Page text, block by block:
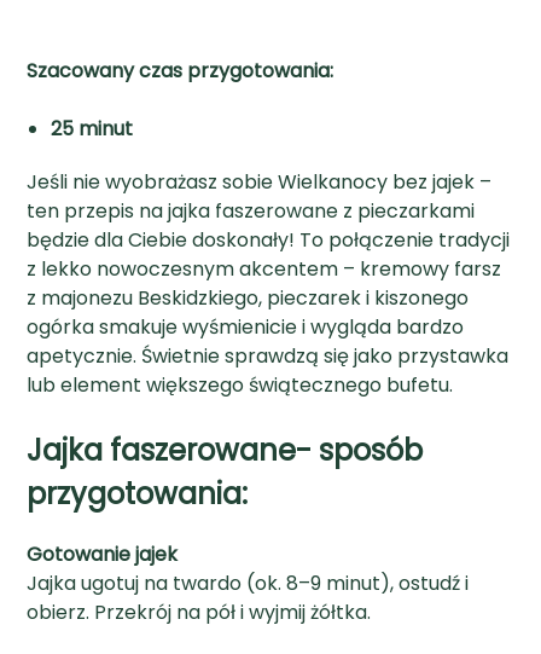
Szacowany czas przygotowania:
25 minut
Jeśli nie wyobrażasz sobie Wielkanocy bez jajek –
ten przepis na jajka faszerowane z pieczarkami
będzie dla Ciebie doskonały! To połączenie tradycji
z lekko nowoczesnym akcentem – kremowy farsz
z majonezu Beskidzkiego, pieczarek i kiszonego
ogórka smakuje wyśmienicie i wygląda bardzo
apetycznie. Świetnie sprawdzą się jako przystawka
lub element większego świątecznego bufetu.
Jajka faszerowane- sposób
przygotowania:
Gotowanie jajek
Jajka ugotuj na twardo (ok. 8–9 minut), ostudź i
obierz. Przekrój na pół i wyjmij żółtka.